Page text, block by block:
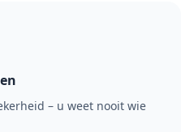
– u weet nooit wie